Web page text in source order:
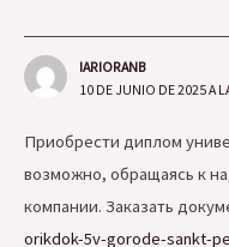
IARIORANB
10 DE JUNIO DE 2025 A
Приобрести диплом
возможно, обращаясь к
компании. Заказать
orikdok-5v-gorode-sankt-